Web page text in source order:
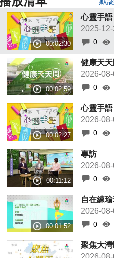
心靈手語
2025-
0
健康天天
2026-
0
心靈手語
2026-
0
專訪
2026-
0
自在練
2026-
0
聚焦大灣